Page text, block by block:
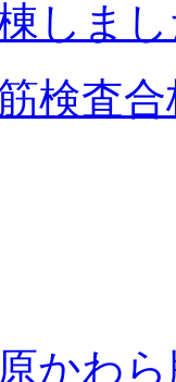
棟しま
検査
かわ